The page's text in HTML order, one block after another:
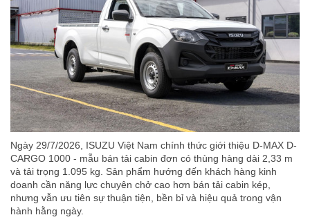
Ngày 29/7/2026, ISUZU Việt Nam chính thức giới thiệu D-MAX D-
CARGO 1000 - mẫu bán tải cabin đơn có thùng hàng dài 2,33 m
và tải trọng 1.095 kg. Sản phẩm hướng đến khách hàng kinh
doanh cần năng lực chuyên chở cao hơn bán tải cabin kép,
nhưng vẫn ưu tiên sự thuận tiện, bền bỉ và hiệu quả trong vận
hành hằng ngày.